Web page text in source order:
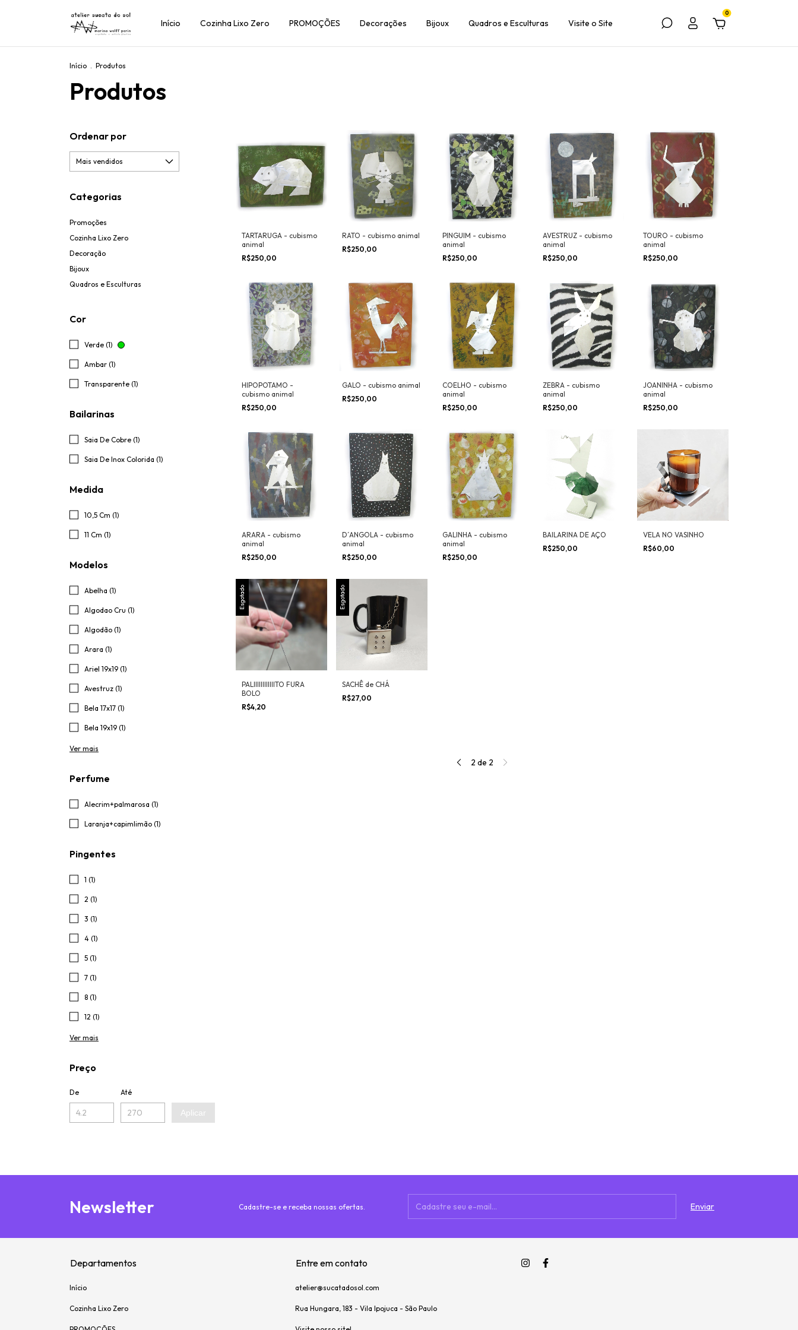
Início Cozinha Lixo Zero PROMOÇÕES Decorações Bijoux Quadros e Esculturas Visite o Site
0
Início . Produtos
Produtos
Ordenar por
Categorias
Promoções
Cozinha Lixo Zero
Decoração
Bijoux
Quadros e Esculturas
Cor
Verde (1)
Ambar (1)
Transparente (1)
Bailarinas
Saia De Cobre (1)
Saia De Inox Colorida (1)
Medida
10,5 Cm (1)
11 Cm (1)
Modelos
Abelha (1)
Algodao Cru (1)
Algodão (1)
Arara (1)
Ariel 19x19 (1)
Avestruz (1)
Bela 17x17 (1)
Bela 19x19 (1)
Ver mais
Perfume
Alecrim+palmarosa (1)
Laranja+capimlimão (1)
Pingentes
1 (1)
2 (1)
3 (1)
4 (1)
5 (1)
7 (1)
8 (1)
12 (1)
Ver mais
Preço
De Até
Aplicar
TARTARUGA - cubismo
animal
R$250,00
RATO - cubismo animal
R$250,00
PINGUIM - cubismo
animal
R$250,00
AVESTRUZ - cubismo
animal
R$250,00
TOURO - cubismo
animal
R$250,00
HIPOPOTAMO -
cubismo animal
R$250,00
GALO - cubismo animal
R$250,00
COELHO - cubismo
animal
R$250,00
ZEBRA - cubismo
animal
R$250,00
JOANINHA - cubismo
animal
R$250,00
ARARA - cubismo
animal
R$250,00
D´ANGOLA - cubismo
animal
R$250,00
GALINHA - cubismo
animal
R$250,00
BAILARINA DE AÇO
R$250,00
VELA NO VASINHO
R$60,00
Esgotado
PALIIIIIIIIIIIITO FURA
BOLO
R$4,20
Esgotado
SACHÊ de CHÁ
R$27,00
2 de 2
Newsletter Cadastre-se e receba nossas ofertas.
Departamentos
Início
Cozinha Lixo Zero
Entre em contato
atelier@sucatadosol.com
Rua Hungara, 183 - Vila Ipojuca - São Paulo